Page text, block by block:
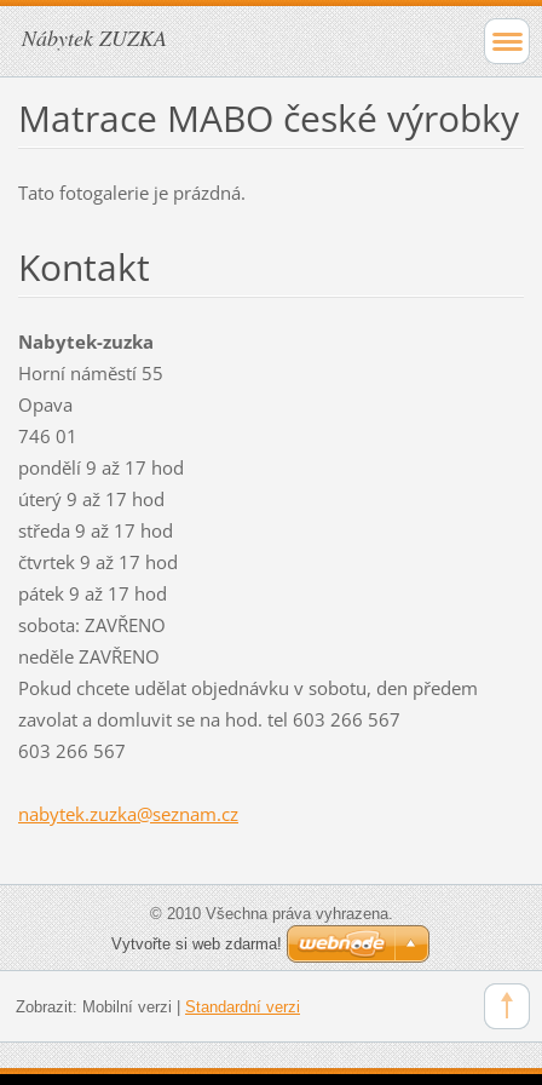
Nábytek ZUZKA
Matrace MABO české výrobky
Tato fotogalerie je prázdná.
Kontakt
Nabytek-zuzka
Horní náměstí 55
Opava
746 01
pondělí 9 až 17 hod
úterý 9 až 17 hod
středa 9 až 17 hod
čtvrtek 9 až 17 hod
pátek 9 až 17 hod
sobota: ZAVŘENO
neděle ZAVŘENO
Pokud chcete udělat objednávku v sobotu, den předem
zavolat a domluvit se na hod. tel 603 266 567
603 266 567
nabytek.zuzka@seznam.cz
© 2010 Všechna práva vyhrazena.
Vytvořte si web zdarma!
Zobrazit: Mobilní verzi Standardní verzi